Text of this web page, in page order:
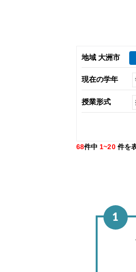
地域 大洲市
現在の学年
授業形式
68件中 1~20 件を